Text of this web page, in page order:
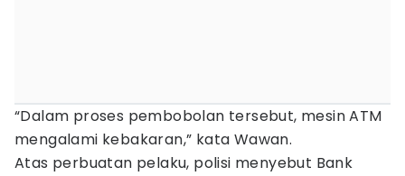
“Dalam proses pembobolan tersebut, mesin ATM
mengalami kebakaran,” kata Wawan.
Atas perbuatan pelaku, polisi menyebut Bank